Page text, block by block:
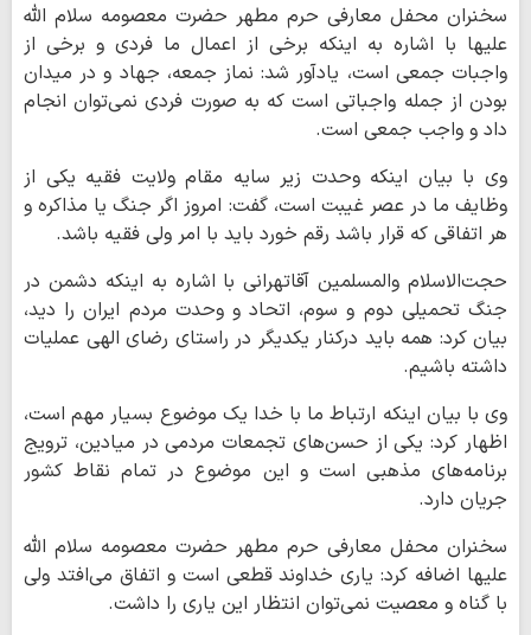
سخنران محفل معارفی حرم مطهر حضرت معصومه سلام الله
علیها با اشاره به اینکه برخی از اعمال ما فردی و برخی از
واجبات جمعی است، یادآور شد: نماز جمعه، جهاد و در میدان
بودن از جمله واجباتی است که به صورت فردی نمی‌توان انجام
داد و واجب جمعی است.
وی با بیان اینکه وحدت زیر سایه مقام ولایت فقیه یکی از
وظایف ما در عصر غیبت است، گفت: امروز اگر جنگ یا مذاکره و
هر اتفاقی که قرار باشد رقم خورد باید با امر ولی فقیه باشد.
حجت‌الاسلام والمسلمین آقاتهرانی با اشاره به اینکه دشمن در
جنگ تحمیلی دوم و سوم، اتحاد و وحدت مردم ایران را دید،
بیان کرد: همه باید درکنار یکدیگر در راستای رضای الهی عملیات
داشته باشیم.
وی با بیان اینکه ارتباط ما با خدا یک موضوع بسیار مهم است،
اظهار کرد: یکی از حسن‌های تجمعات مردمی در میادین، ترویج
برنامه‌های مذهبی است و این موضوع در تمام نقاط کشور
جریان دارد.
سخنران محفل معارفی حرم مطهر حضرت معصومه سلام الله
علیها اضافه کرد: یاری خداوند قطعی است و اتفاق می‌افتد ولی
با گناه و معصیت نمی‌توان انتظار این یاری را داشت.